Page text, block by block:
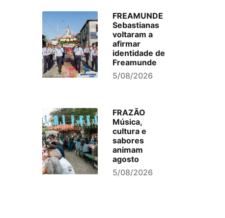
FREAMUNDE
Sebastianas
voltaram a
afirmar
identidade de
Freamunde
5/08/2026
FRAZÃO
Música,
cultura e
sabores
animam
agosto
5/08/2026